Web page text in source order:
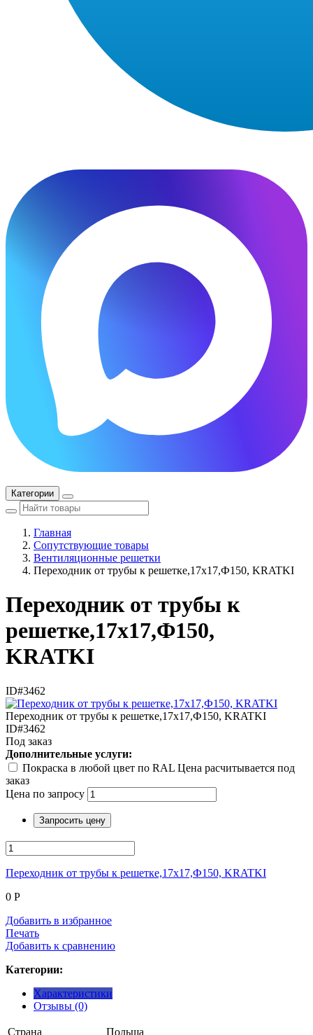
Категории
Главная
Сопутствующие товары
Вентиляционные решетки
Переходник от трубы к решетке,17х17,Ф150, KRATKI
Переходник от трубы к
решетке,17х17,Ф150,
KRATKI
ID#3462
Переходник от трубы к решетке,17х17,Ф150, KRATKI
ID#3462
Под заказ
Дополнительные услуги:
Покраска в любой цвет по RAL Цена расчитывается под
заказ
Цена по запросу
Запросить цену
Переходник от трубы к решетке,17х17,Ф150, KRATKI
0 Р
Добавить в избранное
Печать
Добавить к сравнению
Категории:
Характеристики
Отзывы (0)
Страна Польша